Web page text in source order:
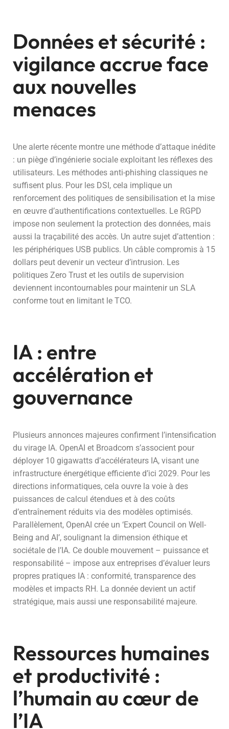
Données et sécurité :
vigilance accrue face
aux nouvelles
menaces
Une alerte récente montre une méthode d’attaque inédite
: un piège d’ingénierie sociale exploitant les réflexes des
utilisateurs. Les méthodes anti-phishing classiques ne
suffisent plus. Pour les DSI, cela implique un
renforcement des politiques de sensibilisation et la mise
en œuvre d’authentifications contextuelles. Le RGPD
impose non seulement la protection des données, mais
aussi la traçabilité des accès. Un autre sujet d’attention :
les périphériques USB publics. Un câble compromis à 15
dollars peut devenir un vecteur d’intrusion. Les
politiques Zero Trust et les outils de supervision
deviennent incontournables pour maintenir un SLA
conforme tout en limitant le TCO.
IA : entre
accélération et
gouvernance
Plusieurs annonces majeures confirment l’intensification
du virage IA. OpenAI et Broadcom s’associent pour
déployer 10 gigawatts d’accélérateurs IA, visant une
infrastructure énergétique efficiente d’ici 2029. Pour les
directions informatiques, cela ouvre la voie à des
puissances de calcul étendues et à des coûts
d’entraînement réduits via des modèles optimisés.
Parallèlement, OpenAI crée un ‘Expert Council on Well-
Being and AI’, soulignant la dimension éthique et
sociétale de l’IA. Ce double mouvement – puissance et
responsabilité – impose aux entreprises d’évaluer leurs
propres pratiques IA : conformité, transparence des
modèles et impacts RH. La donnée devient un actif
stratégique, mais aussi une responsabilité majeure.
Ressources humaines
et productivité :
l’humain au cœur de
l’IA